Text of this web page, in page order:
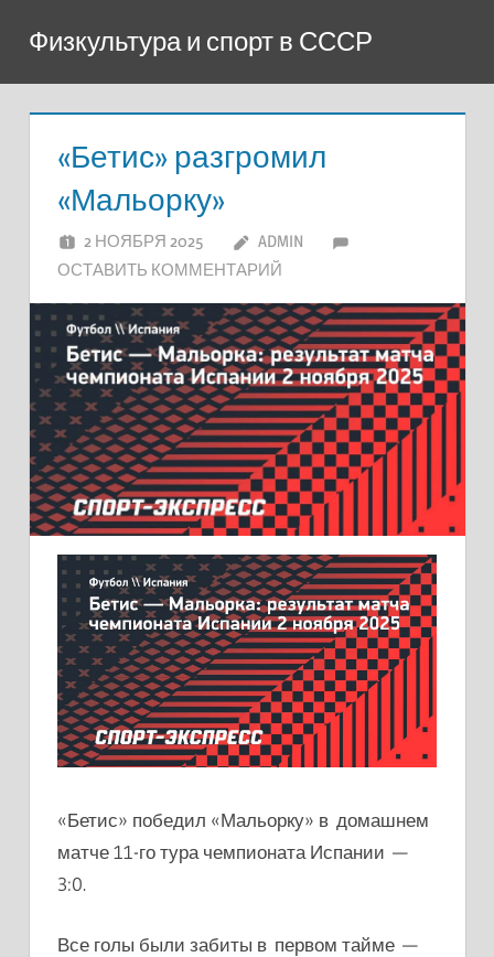
содержимому
Физкультура и спорт в СССР
«Бетис» разгромил
«Мальорку»
2 НОЯБРЯ 2025
ADMIN
ОСТАВИТЬ КОММЕНТАРИЙ
«Бетис» победил «Мальорку» в домашнем
матче 11-го тура чемпионата Испании —
3:0.
Все голы были забиты в первом тайме —